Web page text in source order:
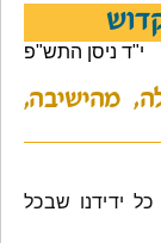
י"ד ניסן התש"פ
מהישיבה,
ידידנו שבכל